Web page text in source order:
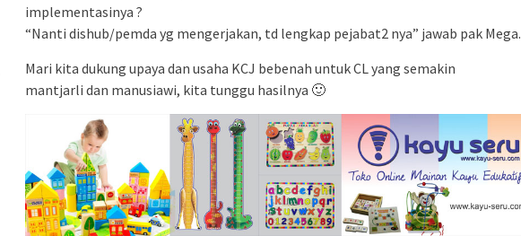
implementasinya ?
“Nanti dishub/pemda yg mengerjakan, td lengkap pejabat2 nya” jawab pak Mega.
Mari kita dukung upaya dan usaha KCJ bebenah untuk CL yang semakin
mantjarli dan manusiawi, kita tunggu hasilnya 🙂